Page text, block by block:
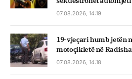
07.08.2026, 14:19
19-vjeçari humb jetën
motoçikletë në
07.08.2026, 14:18